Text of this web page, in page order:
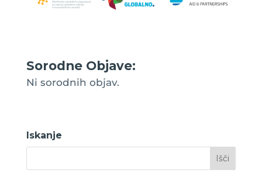
Sorodne Objave:
Ni sorodnih objav.
Iskanje